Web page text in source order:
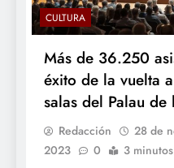
CULTURA
Más de 36.250
éxito de la vuelta
salas del Palau de
Redacción
28 de
2023
0 3 minutos